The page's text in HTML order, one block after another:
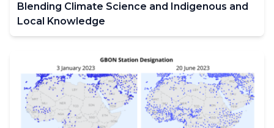
Blending Climate Science and Indigenous and
Local Knowledge